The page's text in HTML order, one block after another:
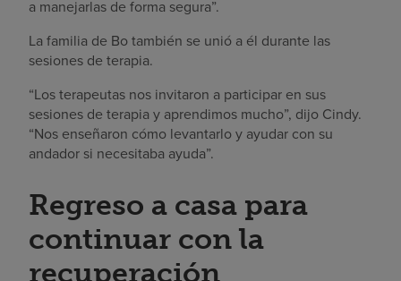
a manejarlas de forma segura”.
La familia de Bo también se unió a él durante las
sesiones de terapia.
“Los terapeutas nos invitaron a participar en sus
sesiones de terapia y aprendimos mucho”, dijo Cindy.
“Nos enseñaron cómo levantarlo y ayudar con su
andador si necesitaba ayuda”.
Regreso a casa para
continuar con la
recuperación